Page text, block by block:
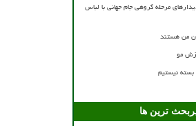
مرحله گروهی جام جهانی با لباس
من هستند
مو
نیستیم
ترین ها